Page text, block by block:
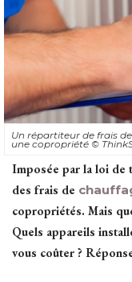
Un répartiteur de frais
une copropriété ©
Imposée par la loi de
des frais de
copropriétés. Mais
Quels appareils
vous coûter ?